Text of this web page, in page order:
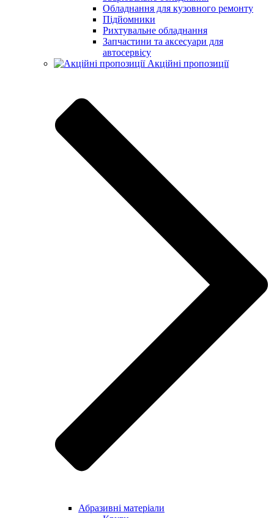
Обладнання для кузовного ремонту
Підйомники
Рихтувальне обладнання
Запчастини та аксесуари для
автосервісу
Акційні пропозиції
Абразивні матеріали